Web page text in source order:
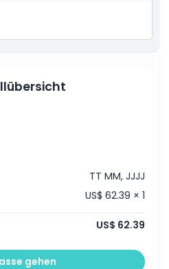
Mauern führt. Dann
griechisches Mittagessen,
des Theaters von
v. Chr. bewundern.
TT MM, JJJJ
US$ 62.39 × 1
US$ 62.39
gehen